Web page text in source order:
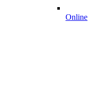
Online